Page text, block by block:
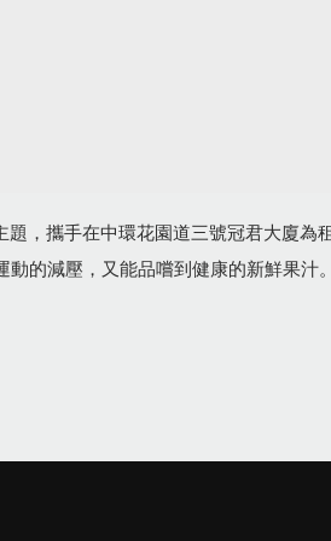
，攜手在中環花園道三號冠君大廈
的減壓，又能品嚐到健康的新鮮果汁